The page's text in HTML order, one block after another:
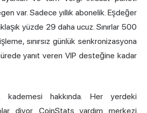
var. Sadece yıllık abonelik. Eşdeğer
yüzde 29 daha ucuz. Sınırlar 500
sınırsız günlük senkronizasyona
yanıt veren VIP desteğine kadar
hakkında. Her yerdeki
diyor. CoinStats yardım merkezi